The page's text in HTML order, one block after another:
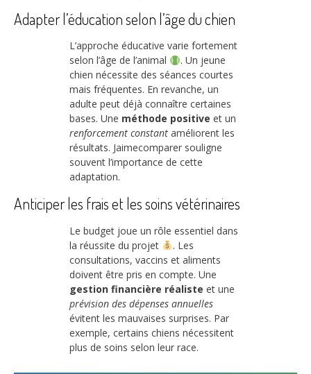
Adapter l’éducation selon l’âge du chien
L’approche éducative varie fortement
selon l’âge de l’animal
. Un jeune
chien nécessite des séances courtes
mais fréquentes. En revanche, un
adulte peut déjà connaître certaines
bases. Une méthode positive et un
renforcement constant améliorent les
résultats. Jaimecomparer souligne
souvent l’importance de cette
adaptation.
Anticiper les frais et les soins vétérinaires
Le budget joue un rôle essentiel dans
la réussite du projet
. Les
consultations, vaccins et aliments
doivent être pris en compte. Une
gestion financière réaliste et une
prévision des dépenses annuelles
évitent les mauvaises surprises. Par
exemple, certains chiens nécessitent
plus de soins selon leur race.